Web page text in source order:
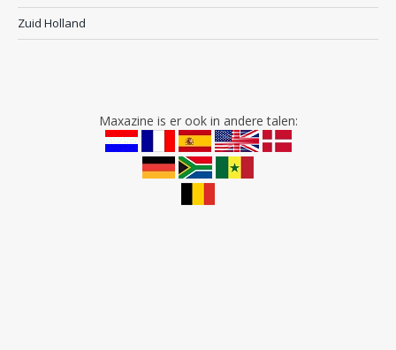
Zuid Holland
Maxazine is er ook in andere talen: